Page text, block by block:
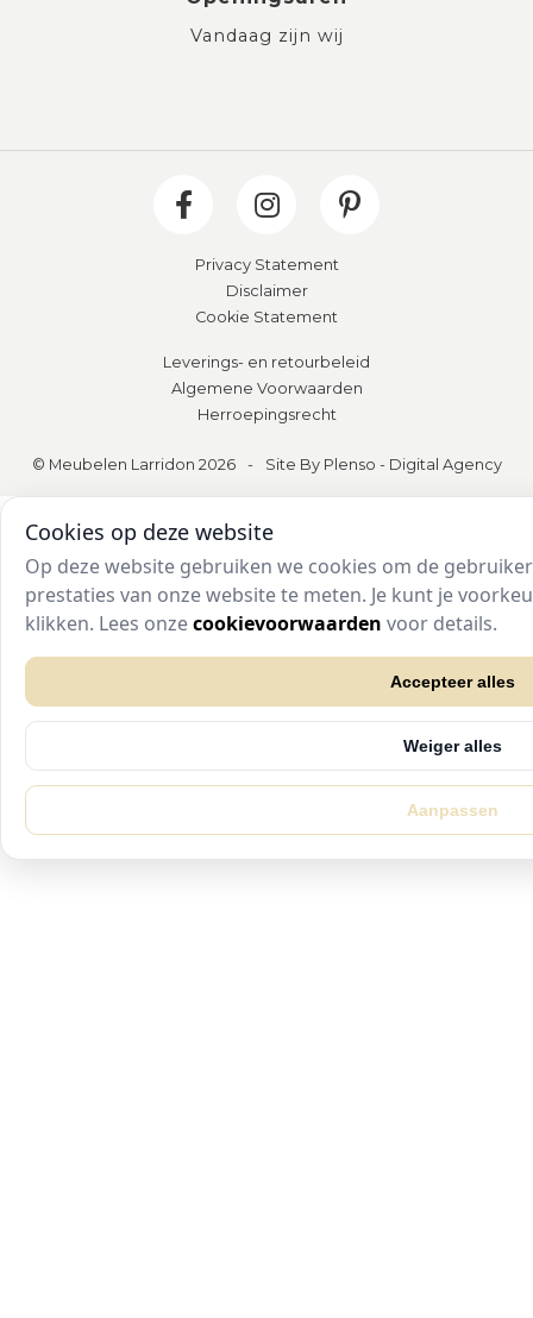
Vandaag zijn wij
Privacy Statement
Disclaimer
Cookie Statement
Leverings- en retourbeleid
Algemene Voorwaarden
Herroepingsrecht
© Meubelen Larridon 2026 - Site By Plenso - Digital Agency
Cookies op deze website
Op deze website gebruiken we cookies om de
prestaties van onze website te meten. Je kunt je
klikken. Lees onzecookievoorwaarden voor details.
Accepteer alles
Weiger alles
Aanpassen